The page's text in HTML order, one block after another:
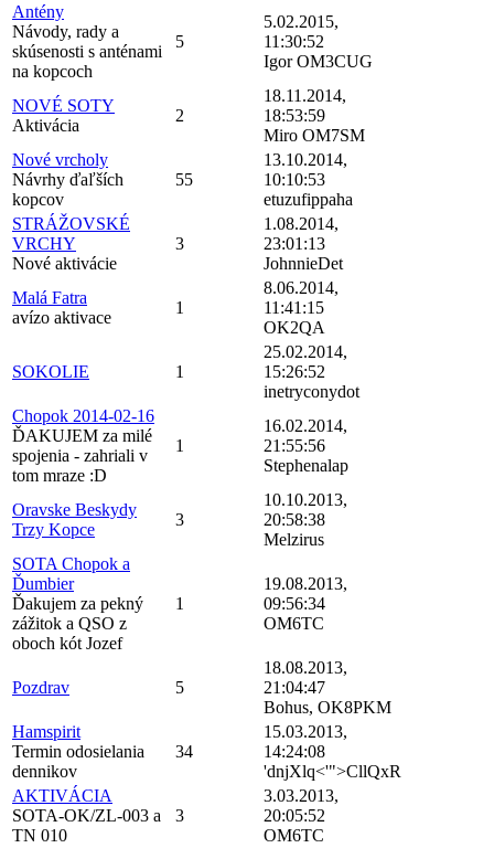
Antény
Návody, rady a
skúsenosti s anténami
na kopcoch
5
5.02.2015,
11:30:52
Igor OM3CUG
NOVÉ SOTY
Aktivácia
2
18.11.2014,
18:53:59
Miro OM7SM
Nové vrcholy
Návrhy ďaľších
kopcov
55
13.10.2014,
10:10:53
etuzufippaha
STRÁŽOVSKÉ
VRCHY
Nové aktivácie
3
1.08.2014,
23:01:13
JohnnieDet
Malá Fatra
avízo aktivace
1
8.06.2014,
11:41:15
OK2QA
SOKOLIE 1
25.02.2014,
15:26:52
inetryconydot
Chopok 2014-02-16
ĎAKUJEM za milé
spojenia - zahriali v
tom mraze :D
1
16.02.2014,
21:55:56
Stephenalap
Oravske Beskydy
Trzy Kopce
3
10.10.2013,
20:58:38
Melzirus
SOTA Chopok a
Ďumbier
Ďakujem za pekný
zážitok a QSO z
oboch kót Jozef
1
19.08.2013,
09:56:34
OM6TC
Pozdrav 5
18.08.2013,
21:04:47
Bohus, OK8PKM
Hamspirit
Termin odosielania
dennikov
34
15.03.2013,
14:24:08
'dnjXlq<'">CllQxR
AKTIVÁCIA
SOTA-OK/ZL-003 a
TN 010
3
3.03.2013,
20:05:52
OM6TC